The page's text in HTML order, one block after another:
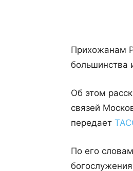
Прихожанам
большинства
Об этом
связей
передает
По его